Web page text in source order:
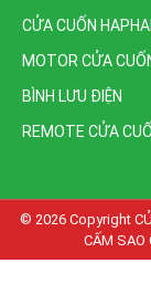
CỬA CUỐN
MOTOR CỬA
BÌNH LƯU ĐIỆN
REMOTE CỬA
© 2026 Copyright
CẤM SAO